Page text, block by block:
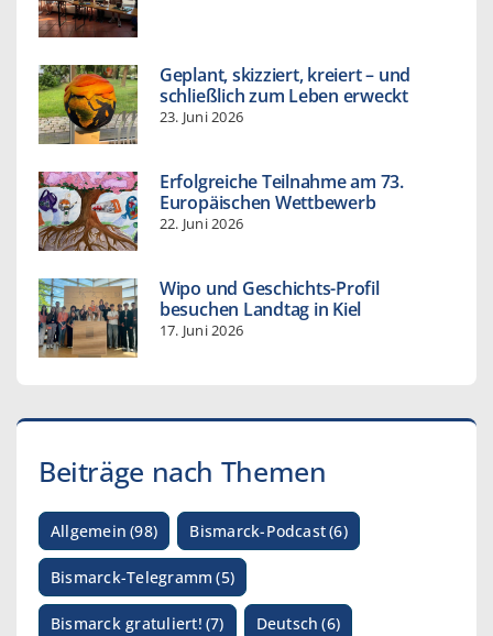
Geplant, skizziert, kreiert – und
schließlich zum Leben erweckt
23. Juni 2026
Erfolgreiche Teilnahme am 73.
Europäischen Wettbewerb
22. Juni 2026
Wipo und Geschichts-Profil
besuchen Landtag in Kiel
17. Juni 2026
Beiträge nach Themen
Allgemein (98) Bismarck-Podcast(6)
Bismarck-Telegramm (5)
Bismarck gratuliert! (7) Deutsch (6)